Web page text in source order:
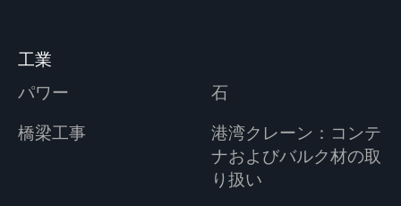
工業
パワー
石
橋梁工事
港湾クレーン：コンテ
ナおよびバルク材の取
り扱い